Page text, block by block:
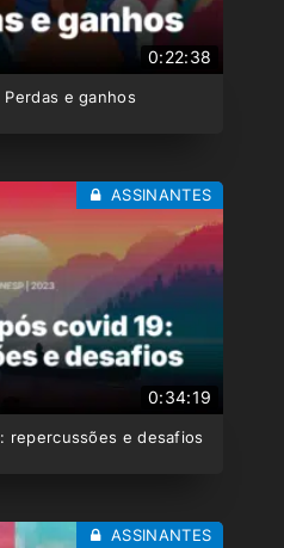
0:22:38
Perdas e ganhos
0:34:19
repercussões e desafios
ASSINANTES
ASSINANTES